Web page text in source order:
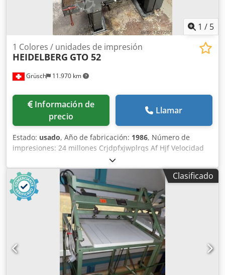
1 / 5
Grüsch 11.970 km
1 Colores / unidades de impresión
HEIDELBERG GTO 52
Información de
precio
Llamar
Estado: usado, Año de fabricación: 1986, Número de
impresiones: 24 millones Crjdpfxjwplrqs Af Hjf Velocidad
máxima de impresión: 8000 hojas por hora Formato
máximo de hoja: 36 x 52 cm Sistema de humectación
Crestline
Clasificado